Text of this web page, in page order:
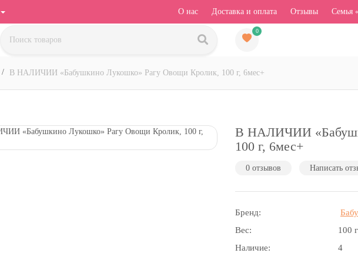
О нас Доставка и оплата Отзывы Семья
0
В НАЛИЧИИ «Бабушкино Лукошко» Рагу Овощи Кролик, 100 г, 6мес+
В НАЛИЧИИ
100 г, 6мес+
0 отзывов Написать
Бренд:
Вес:
100
Наличие:
4